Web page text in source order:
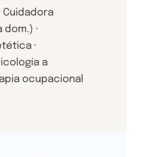
Cuidadora
·
·
a
ocupacional